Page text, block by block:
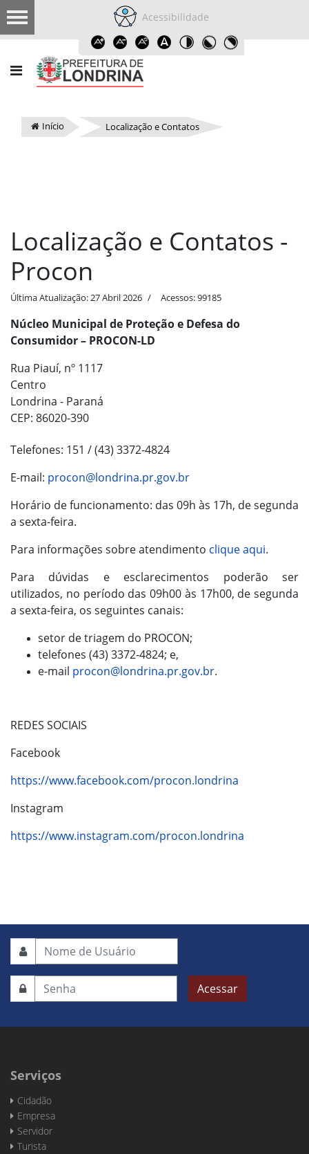
Acessibilidade
Início Localização e Contatos
Localização e Contatos -
Procon
Última Atualização: 27 Abril 2026 Acessos: 99185
Núcleo Municipal de Proteção e Defesa do
Consumidor – PROCON-LD
Rua Piauí, nº 1117
Centro
Londrina - Paraná
CEP: 86020-390
Telefones: 151 / (43) 3372-4824
E-mail: procon@londrina.pr.gov.br
Horário de funcionamento: das 09h às 17h, de segunda
a sexta-feira.
Para informações sobre atendimento clique aqui.
Para dúvidas e esclarecimentos poderão ser
utilizados, no período das 09h00 às 17h00, de segunda
a sexta-feira, os seguintes canais:
setor de triagem do PROCON;
telefones (43) 3372-4824; e,
e-mail procon@londrina.pr.gov.br.
REDES SOCIAIS
Facebook
https://www.facebook.com/procon.londrina
Instagram
https://www.instagram.com/procon.londrina
Acessar
Serviços
Cidadão
Empresa
Servidor
Turista